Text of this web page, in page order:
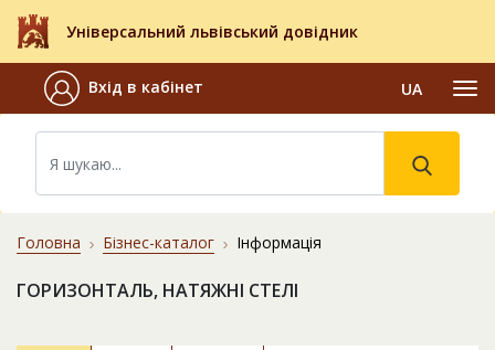
Універсальний львівський довідник
Вхід в кабінет UA
Головна Бізнес-каталог Інформація
ГОРИЗОНТАЛЬ, НАТЯЖНІ СТЕЛІ